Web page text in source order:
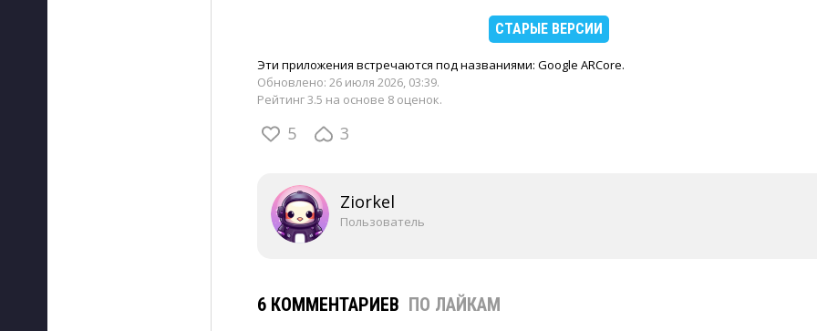
СТАРЫЕ ВЕРСИИ
Эти приложения встречаются под названиями: Google ARCore.
Обновлено: 26 июля 2026, 03:39.
Рейтинг 3.5 на основе 8 оценок.
5 3
Ziorkel
Пользователь
6 КОММЕНТАРИЕВ ПО ЛАЙКАМ